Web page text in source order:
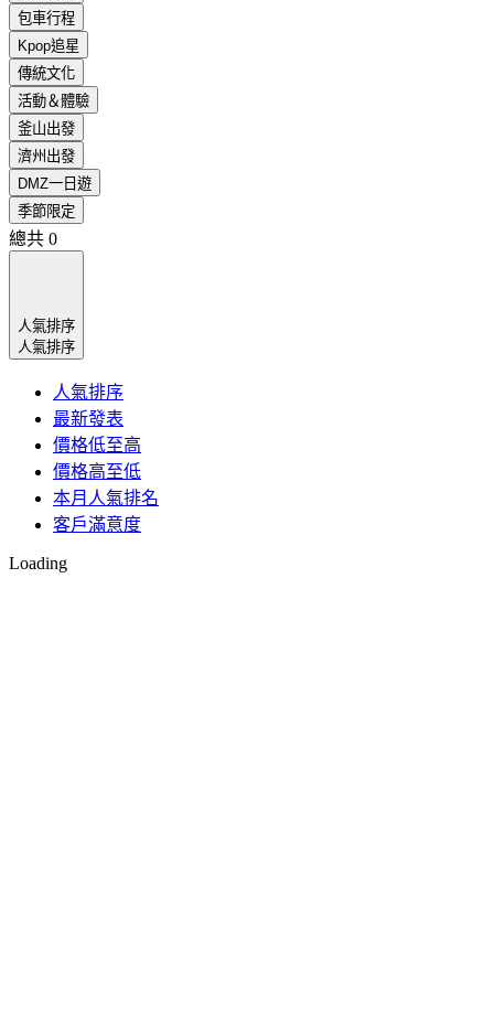
包車行程
Kpop追星
傳統文化
活動＆體驗
釜山出發
濟州出發
DMZ一日遊
季節限定
總共 0
人氣排序
人氣排序
人氣排序
最新發表
價格低至高
價格高至低
本月人氣排名
客戶滿意度
Loading